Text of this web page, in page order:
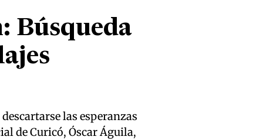
Búsqueda
las esperanzas
de Curicó, Óscar Águila,